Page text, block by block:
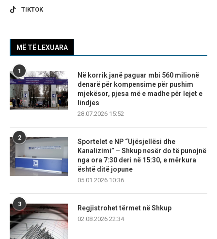
TIKTOK
MË TË LEXUARA
1
Në korrik janë paguar mbi 560 milionë
denarë për kompensime për pushim
mjekësor, pjesa më e madhe për lejet e
lindjes
28.07.2026 15:52
2
Sportelet e NP “Ujësjellësi dhe
Kanalizimi” – Shkup nesër do të punojnë
nga ora 7:30 deri në 15:30, e mërkura
është ditë jopune
05.01.2026 10:36
3
Regjistrohet tërmet në Shkup
02.08.2026 22:34